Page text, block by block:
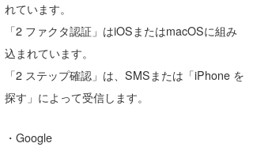
れています。
「2 ファクタ認証」はiOSまたはmacOSに組み
込まれています。
「2 ステップ確認」は、SMSまたは「iPhone を
探す」によって受信します。
・Google
Yasunari Inoue
arukasvision
DELTA FORCE SURF
Colors MAGAZINE
福島寿実子
嵯峨明日香
進士剛光
波伝説スタッフ
+☆maki☆+
Aichan